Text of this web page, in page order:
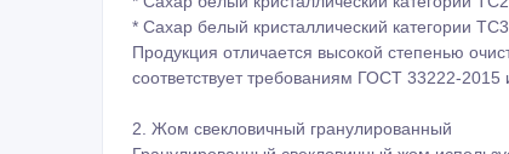
мощности комбината позволяют
рынка и экспортных поставок.
Благодаря удобному расположению и
осуществляет регулярные поставки